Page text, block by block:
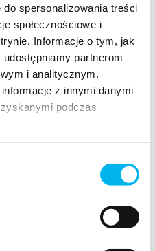
spersonalizowania treści
społecznościowe i
Informacje o tym, jak
partnerom
i analitycznym.
z innymi danymi
podczas
seminaria na żywo
czasie.
minut wyjaśniają pojęcia